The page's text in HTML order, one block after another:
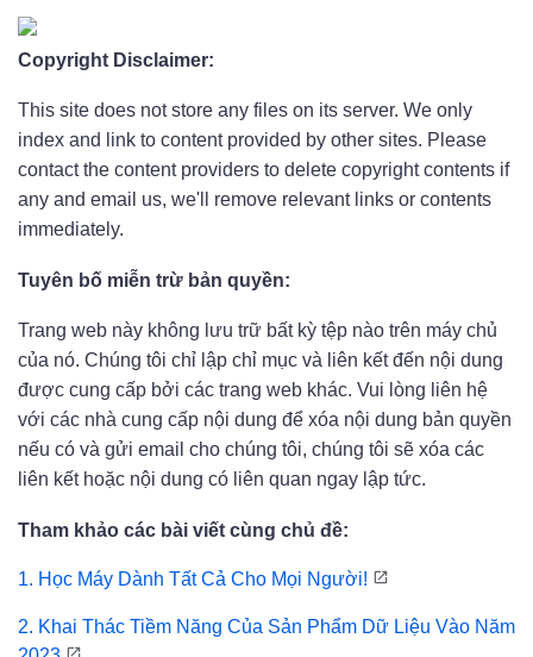
Copyright Disclaimer:
This site does not store any files on its server. We only
index and link to content provided by other sites. Please
contact the content providers to delete copyright contents if
any and email us, we'll remove relevant links or contents
immediately.
Tuyên bố miễn trừ bản quyền:
Trang web này không lưu trữ bất kỳ tệp nào trên máy chủ
của nó. Chúng tôi chỉ lập chỉ mục và liên kết đến nội dung
được cung cấp bởi các trang web khác. Vui lòng liên hệ
với các nhà cung cấp nội dung để xóa nội dung bản quyền
nếu có và gửi email cho chúng tôi, chúng tôi sẽ xóa các
liên kết hoặc nội dung có liên quan ngay lập tức.
Tham khảo các bài viết cùng chủ đề:
1. Học Máy Dành Tất Cả Cho Mọi Người!
2. Khai Thác Tiềm Năng Của Sản Phẩm Dữ Liệu Vào Năm